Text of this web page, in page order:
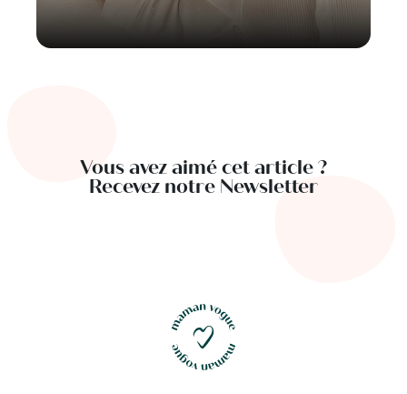
Vous avez aimé cet article ?
Recevez notre Newsletter